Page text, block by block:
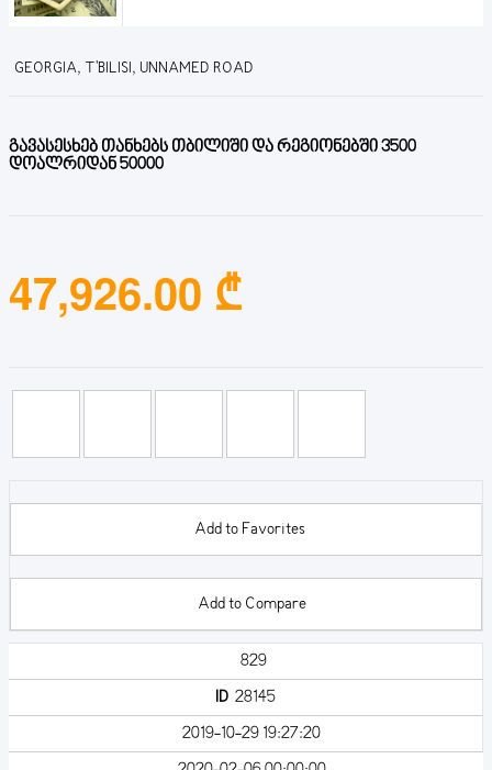
GEORGIA, T'BILISI, UNNAMED ROAD
გავასესხებ თანხებს თბილიში და რეგიონებში 3500
დოალრიდან 50000
47,926.00 ₾
Add to Favorites
Add to Compare
829
ID 28145
2019-10-29 19:27:20